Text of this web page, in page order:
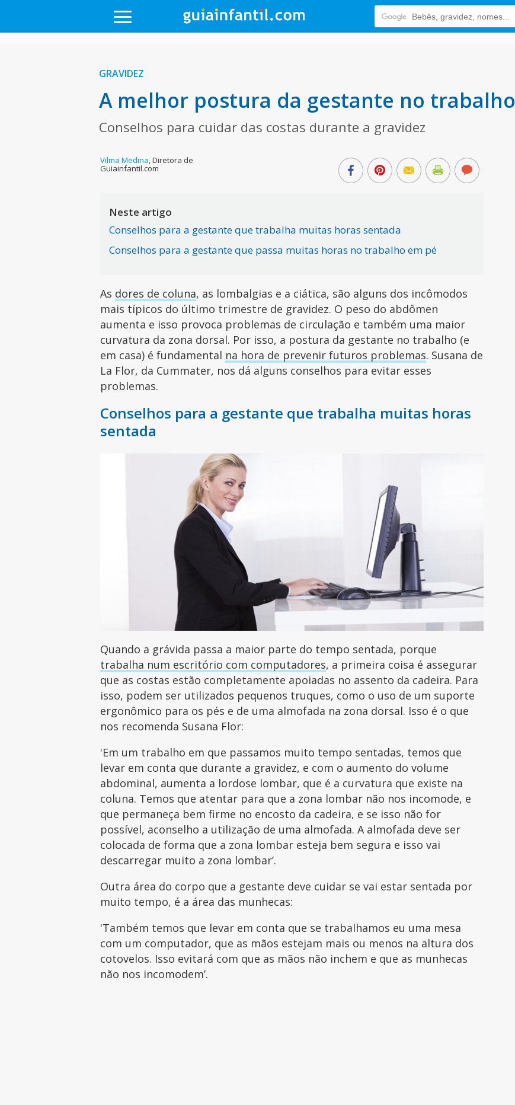
GRAVIDEZ
A melhor postura da gestante no trabalho
Conselhos para cuidar das costas durante a gravidez
Vilma Medina,Diretora de
Guiainfantil.com
Neste artigo
Conselhos para a gestante que trabalha muitas horas sentada
Conselhos para a gestante que passa muitas horas no trabalho em pé
As dores de coluna, as lombalgias e a ciática, são alguns dos incômodos
mais típicos do último trimestre de gravidez. O peso do abdômen
aumenta e isso provoca problemas de circulação e também uma maior
curvatura da zona dorsal. Por isso, a postura da gestante no trabalho (e
em casa) é fundamental na hora de prevenir futuros problemas. Susana de
La Flor, da Cummater, nos dá alguns conselhos para evitar esses
problemas.
Conselhos para a gestante que trabalha muitas horas
sentada
Quando a grávida passa a maior parte do tempo sentada, porque
trabalha num escritório com computadores, a primeira coisa é assegurar
que as costas estão completamente apoiadas no assento da cadeira. Para
isso, podem ser utilizados pequenos truques, como o uso de um suporte
ergonômico para os pés e de uma almofada na zona dorsal. Isso é o que
nos recomenda Susana Flor:
'Em um trabalho em que passamos muito tempo sentadas, temos que
levar em conta que durante a gravidez, e com o aumento do volume
abdominal, aumenta a lordose lombar, que é a curvatura que existe na
coluna. Temos que atentar para que a zona lombar não nos incomode, e
que permaneça bem firme no encosto da cadeira, e se isso não for
possível, aconselho a utilização de uma almofada. A almofada deve ser
colocada de forma que a zona lombar esteja bem segura e isso vai
descarregar muito a zona lombar’.
Outra área do corpo que a gestante deve cuidar se vai estar sentada por
muito tempo, é a área das munhecas:
'Também temos que levar em conta que se trabalhamos eu uma mesa
com um computador, que as mãos estejam mais ou menos na altura dos
cotovelos. Isso evitará com que as mãos não inchem e que as munhecas
não nos incomodem’.